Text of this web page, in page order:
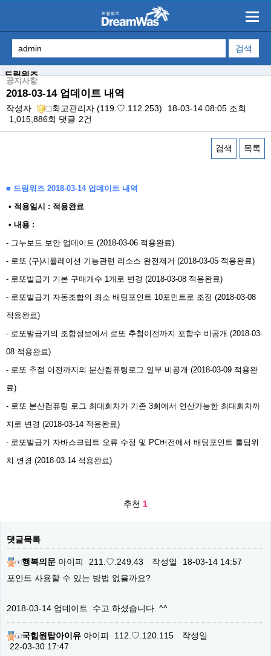
드림워즈
공지사항
2018-03-14 업데이트 내역
작성자 최고관리자 (119.♡.112.253) 18-03-14 08:05 조회
1,015,886회 댓글 2건
검색 목록
■ 드림워즈 2018-03-14 업데이트 내역
​ • 적용일시 : 적용완료
• 내용 : ​
- 그누보드 보안 업데이트 (2018-03-06 적용완료)
- 로또 (구)시뮬레이션 기능관련 리소스 완전제거 (2018-03-05 적용완료)
- 로또발급기 기본 구매개수 1개로 변경 (2018-03-08 적용완료)
- 로또발급기 자동조합의 최소 배팅포인트 10포인트로 조정 (2018-03-08
적용완료)
- 로또발급기의 조합정보에서 로또 추첨이전까지 포함수 비공개 (2018-03-
08 적용완료)
- 로또 추점 이전까지의 분산컴퓨팅로그 일부 비공개 (2018-03-09 적용완
료)
- 로또 분산컴퓨팅 로그 최대회차가 기존 3회에서 연산가능한 최대회차까
지로 변경 (2018-03-14 적용완료)
- 로또발급기 자바스크립트 오류 수정 및 PC버전에서 배팅포인트 툴팁위
치 변경 (2018-03-14 적용완료)​
추천 1
댓글목록
행복의문 아이피 211.♡.249.43 작성일
18-03-14 14:57
포인트 사용할 수 있는 방법 없을까요?
2018-03-14 업데이트 수고 하셨습니다. ^^
국힙원탑아이유 아이피 112.♡.120.115
작성일
22-03-30 17:47